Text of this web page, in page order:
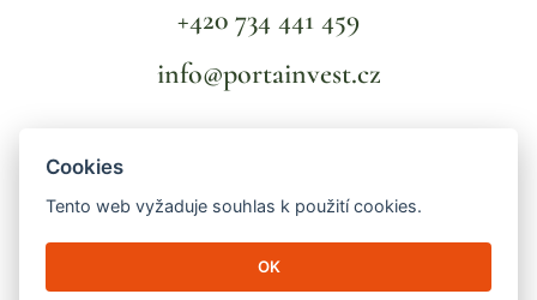
+420 734 441 459
info@portainvest.cz
GDPR
© 2026 Porta Invest | Lucemburská 2136/16
130 00 Praha 3 - Vinohrady | IČ: 04998391 | Spisová značka: C
Cookies
Tento web vyžaduje souhlas k použití cookies.
OK